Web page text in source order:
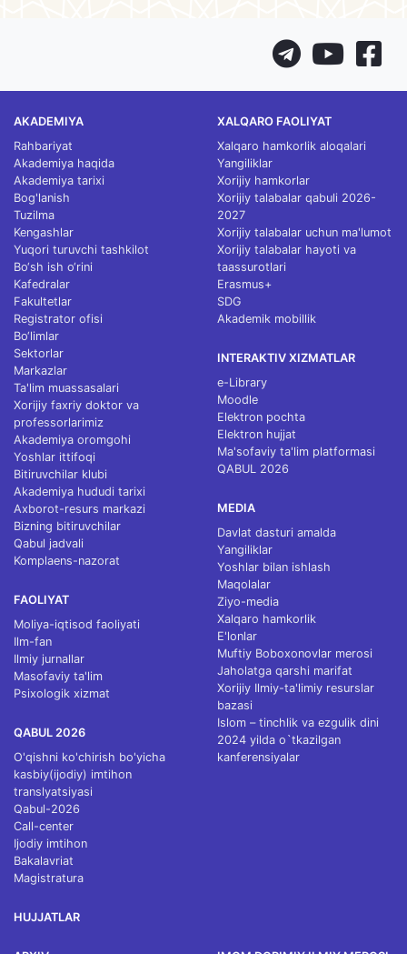
AKADEMIYA
Rahbariyat
Akademiya haqida
Akademiya tarixi
Bog'lanish
Tuzilma
Kengashlar
Yuqori turuvchi tashkilot
Bo‘sh ish o‘rini
Kafedralar
Fakultetlar
Registrator ofisi
Bo‘limlar
Sektorlar
Markazlar
Ta'lim muassasalari
Xorijiy faxriy doktor va
professorlarimiz
Akademiya oromgohi
Yoshlar ittifoqi
Bitiruvchilar klubi
Akademiya hududi tarixi
Axborot-resurs markazi
Bizning bitiruvchilar
Qabul jadvali
Komplaens-nazorat
FAOLIYAT
Moliya-iqtisod faoliyati
Ilm-fan
Ilmiy jurnallar
Masofaviy ta'lim
Psixologik xizmat
QABUL 2026
O'qishni ko'chirish bo'yicha
kasbiy(ijodiy) imtihon
translyatsiyasi
Qabul-2026
Call-center
Ijodiy imtihon
Bakalavriat
Magistratura
HUJJATLAR
XALQARO FAOLIYAT
Xalqaro hamkorlik aloqalari
Yangiliklar
Xorijiy hamkorlar
Xorijiy talabalar qabuli 2026-
2027
Xorijiy talabalar uchun ma'lumot
Xorijiy talabalar hayoti va
taassurotlari
Erasmus+
SDG
Akademik mobillik
INTERAKTIV XIZMATLAR
e-Library
Moodle
Elektron pochta
Elektron hujjat
Ma'sofaviy ta'lim platformasi
QABUL 2026
MEDIA
Davlat dasturi amalda
Yangiliklar
Yoshlar bilan ishlash
Maqolalar
Ziyo-media
Xalqaro hamkorlik
E'lonlar
Muftiy Boboxonovlar merosi
Jaholatga qarshi marifat
Xorijiy Ilmiy-ta'limiy resurslar
bazasi
Islom – tinchlik va ezgulik dini
2024 yilda o`tkazilgan
kanferensiyalar